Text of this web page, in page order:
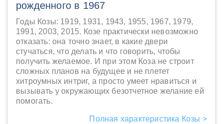
рожденного в 1967
Годы Козы: 1919, 1931, 1943, 1955, 1967, 1979,
1991, 2003, 2015. Козе практически невозможно
отказать: она точно знает, в какие двери
стучаться, что делать и что говорить, чтобы
получить желаемое. И при этом Коза не строит
сложных планов на будущее и не плетет
хитроумных интриг, а просто умеет нравиться и
вызывать у окружающих безотчетное желание ей
помогать.
Полная характеристика Козы >